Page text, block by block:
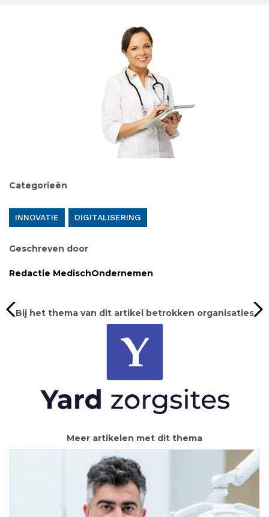
Categorieën
INNOVATIE DIGITALISERING
Geschreven door
Redactie MedischOndernemen
Bij het thema van dit artikel betrokken organisaties
Meer artikelen met dit thema